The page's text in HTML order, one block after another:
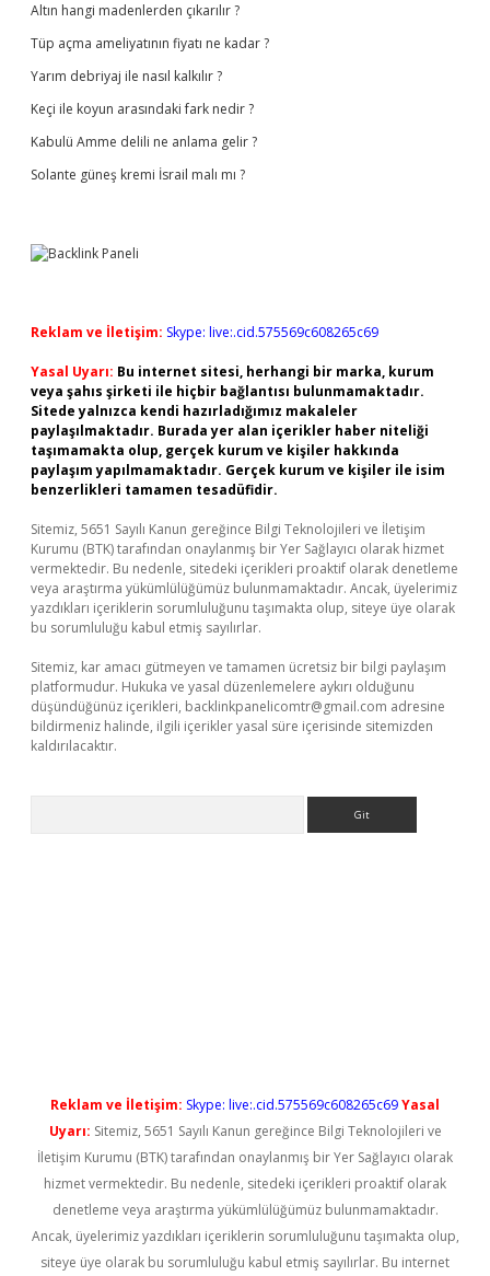
Altın hangi madenlerden çıkarılır ?
Tüp açma ameliyatının fiyatı ne kadar ?
Yarım debriyaj ile nasıl kalkılır ?
Keçi ile koyun arasındaki fark nedir ?
Kabulü Amme delili ne anlama gelir ?
Solante güneş kremi İsrail malı mı ?
Reklam ve İletişim: Skype: live:.cid.575569c608265c69
Yasal Uyarı: Bu internet sitesi, herhangi bir marka, kurum
veya şahıs şirketi ile hiçbir bağlantısı bulunmamaktadır.
Sitede yalnızca kendi hazırladığımız makaleler
paylaşılmaktadır. Burada yer alan içerikler haber niteliği
taşımamakta olup, gerçek kurum ve kişiler hakkında
paylaşım yapılmamaktadır. Gerçek kurum ve kişiler ile isim
benzerlikleri tamamen tesadüfidir.
Sitemiz, 5651 Sayılı Kanun gereğince Bilgi Teknolojileri ve İletişim
Kurumu (BTK) tarafından onaylanmış bir Yer Sağlayıcı olarak hizmet
vermektedir. Bu nedenle, sitedeki içerikleri proaktif olarak denetleme
veya araştırma yükümlülüğümüz bulunmamaktadır. Ancak, üyelerimiz
yazdıkları içeriklerin sorumluluğunu taşımakta olup, siteye üye olarak
bu sorumluluğu kabul etmiş sayılırlar.
Sitemiz, kar amacı gütmeyen ve tamamen ücretsiz bir bilgi paylaşım
platformudur. Hukuka ve yasal düzenlemelere aykırı olduğunu
düşündüğünüz içerikleri, backlinkpanelicomtr@gmail.com adresine
bildirmeniz halinde, ilgili içerikler yasal süre içerisinde sitemizden
kaldırılacaktır.
Reklam ve İletişim: Skype: live:.cid.575569c608265c69Yasal
Uyarı: Sitemiz, 5651 Sayılı Kanun gereğince Bilgi Teknolojileri ve
İletişim Kurumu (BTK) tarafından onaylanmış bir Yer Sağlayıcı olarak
hizmet vermektedir. Bu nedenle, sitedeki içerikleri proaktif olarak
denetleme veya araştırma yükümlülüğümüz bulunmamaktadır.
Ancak, üyelerimiz yazdıkları içeriklerin sorumluluğunu taşımakta olup,
siteye üye olarak bu sorumluluğu kabul etmiş sayılırlar. Bu internet